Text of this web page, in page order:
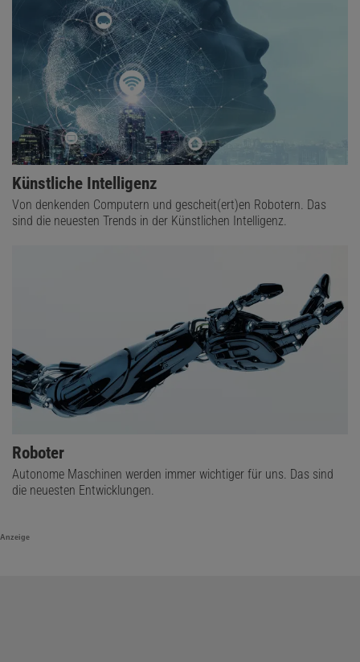
Künstliche Intelligenz
Von denkenden Computern und gescheit(ert)en Robotern. Das
sind die neuesten Trends in der Künstlichen Intelligenz.
Roboter
Autonome Maschinen werden immer wichtiger für uns. Das sind
die neuesten Entwicklungen.
Anzeige